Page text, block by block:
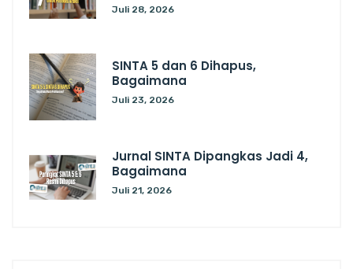
Juli 28, 2026
SINTA 5 dan 6 Dihapus,
Bagaimana
Juli 23, 2026
Jurnal SINTA Dipangkas Jadi 4,
Bagaimana
Juli 21, 2026